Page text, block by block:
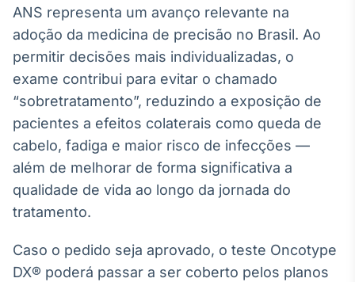
ANS representa um avanço relevante na
adoção da medicina de precisão no Brasil. Ao
permitir decisões mais individualizadas, o
exame contribui para evitar o chamado
“sobretratamento”, reduzindo a exposição de
pacientes a efeitos colaterais como queda de
cabelo, fadiga e maior risco de infecções —
além de melhorar de forma significativa a
qualidade de vida ao longo da jornada do
tratamento.
Caso o pedido seja aprovado, o teste Oncotype
DX® poderá passar a ser coberto pelos planos